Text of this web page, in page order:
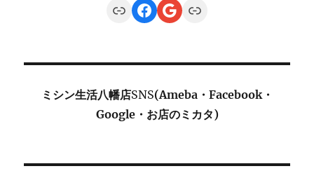
LinkFacebook
Google
Link
ミシン生活八幡店SNS(Ameba・Facebook・
Google・お店のミカタ)